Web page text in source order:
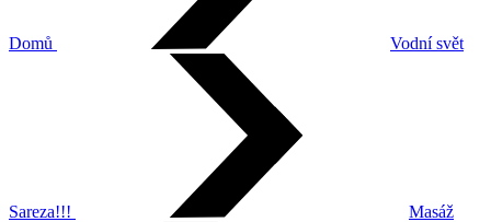
Domů Vodní svět
Sareza!!! Masáž